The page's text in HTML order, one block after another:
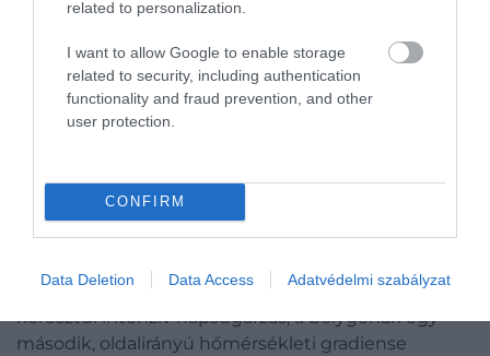
related to personalization.
I want to allow Google to enable storage
related to security, including authentication
functionality and fraud prevention, and other
user protection.
CONFIRM
Data Deletion Data Access Adatvédelmi szabályzat
biztonságosabbak lehetnek, mivel a napfény nem
lenne túl intenzív a sarkok közelében.
Hozzá kellene szokni tehát a nomád életmódhoz,
örökké a napfényt kergetve, de egy év alatt így is
A váratlan időjárással is meg kellene
küzdeni
Amikor a Földnek csak a felét éri hónapokon
keresztül intenzív napsugárzás, a bolygónak egy
második, oldalirányú hőmérsékleti gradiense